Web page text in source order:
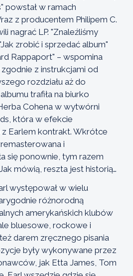
powstał w ramach
z producentem Philipem C.
nagrać LP. "Znaleźliśmy
zrobić i sprzedać album"
Rappaport" – wspomina
z instrukcjami od
rozdziału aż do
trafiła na biurko
Cohena w wytwórni
która w efekcie
z Earlem kontrakt. Wkrótce
i
się ponownie, tym razem
mówią, reszta jest historią…
występował w wielu
różnorodną
amerykańskich klubów
bluesowe, rockowe i
darem zręcznego pisania
były wykonywane przez
jak Etta James, Tom